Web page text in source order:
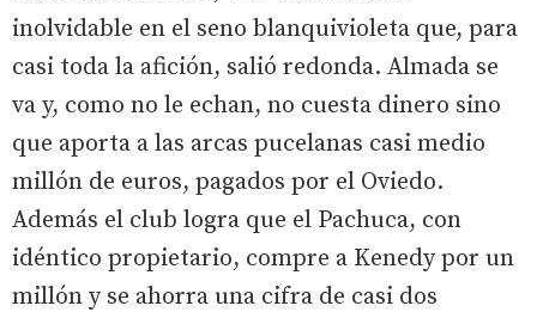
inolvidable en el seno blanquivioleta que, para
casi toda la afición, salió redonda. Almada se
va y, como no le echan, no cuesta dinero sino
que aporta a las arcas pucelanas casi medio
millón de euros, pagados por el Oviedo.
Además el club logra que el Pachuca, con
idéntico propietario, compre a Kenedy por un
millón y se ahorra una cifra de casi dos